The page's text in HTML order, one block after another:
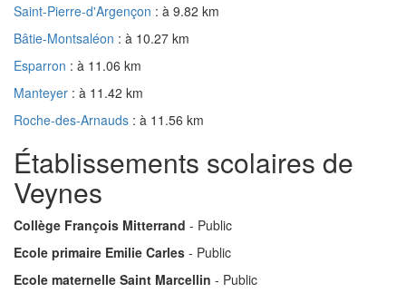
Saint-Pierre-d'Argençon : à 9.82 km
Bâtie-Montsaléon : à 10.27 km
Esparron : à 11.06 km
Manteyer : à 11.42 km
Roche-des-Arnauds : à 11.56 km
Établissements scolaires de
Veynes
Collège François Mitterrand - Public
Ecole primaire Emilie Carles - Public
Ecole maternelle Saint Marcellin - Public